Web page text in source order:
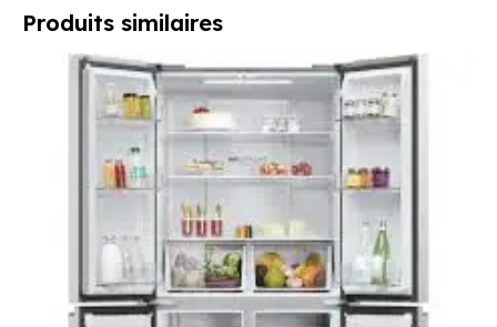
Produits similaires
Le
prix
initial
était :
1199,00 €.
Le
prix
actuel
est :
749,00 €.